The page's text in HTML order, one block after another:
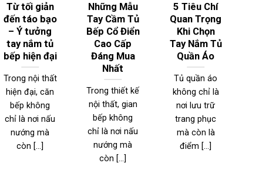
Từ tối giản
đến táo bạo
– Ý tưởng
tay nắm tủ
bếp hiện đại
Trong nội thất
hiện đại, căn
bếp không
chỉ là nơi nấu
nướng mà
còn [...]
Những Mẫu
Tay Cầm Tủ
Bếp Cổ Điển
Cao Cấp
Đáng Mua
Nhất
Trong thiết kế
nội thất, gian
bếp không
chỉ là nơi nấu
nướng mà
còn [...]
5 Tiêu Chí
Quan Trọng
Khi Chọn
Tay Nắm Tủ
Quần Áo
Tủ quần áo
không chỉ là
nơi lưu trữ
trang phục
mà còn là
điểm [...]